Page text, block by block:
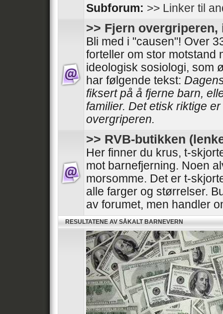
Subforum: >> Linker til
>> Fjern
Bli med i "causen"! Over
forteller om stor motstand
ideologisk sosiologi, som
har følgende tekst:
fiksert på å fjerne barn,
familier. Det etisk riktige
overgriperen.
>> RVB-butikken
Her finner du krus, t-
mot barnefjerning. Noen
morsomme. Det er t-
alle farger og størrelser.
av forumet, men handler
RESULTATENE AV SÅKALT BARNEVERN